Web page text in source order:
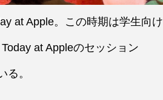
at Apple。この時期は学生向け
at Appleのセッション
る。